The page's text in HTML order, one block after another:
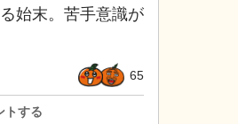
始末。苦手意識が
65
トする